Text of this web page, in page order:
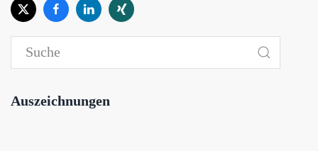
Auszeichnungen